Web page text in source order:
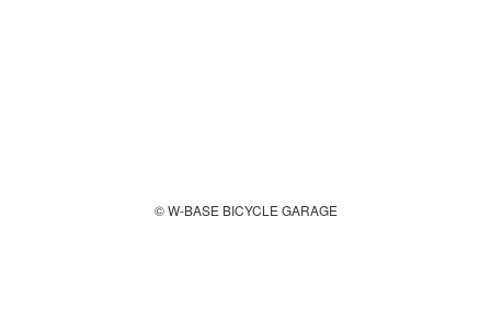
© W-BASE BICYCLE GARAGE